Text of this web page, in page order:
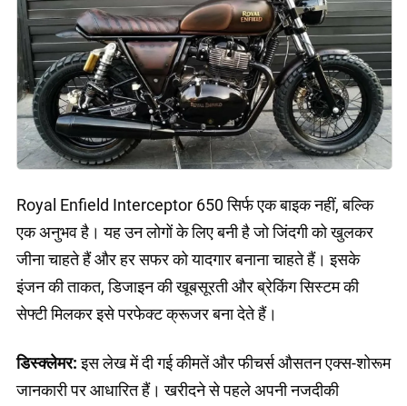
Royal Enfield Interceptor 650 सिर्फ एक बाइक नहीं, बल्कि
एक अनुभव है। यह उन लोगों के लिए बनी है जो जिंदगी को खुलकर
जीना चाहते हैं और हर सफर को यादगार बनाना चाहते हैं। इसके
इंजन की ताकत, डिजाइन की खूबसूरती और ब्रेकिंग सिस्टम की
सेफ्टी मिलकर इसे परफेक्ट क्रूजर बना देते हैं।
डिस्क्लेमर:इस लेख में दी गई कीमतें और फीचर्स औसतन एक्स-शोरूम
जानकारी पर आधारित हैं। खरीदने से पहले अपनी नजदीकी